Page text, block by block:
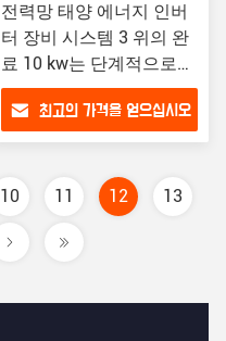
전력망 태양 에너지 인버
터 장비 시스템 3 위의 완
료 10 kw는 단계적으로
시행합니다
최고의 가격을 얻으십시오
10 11 12 13